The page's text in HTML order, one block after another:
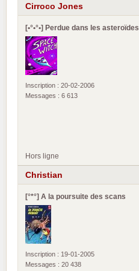
Cirroco Jones
[•°•°•] Perdue dans les asteroïdes
Inscription : 20-02-2006
Messages : 6 613
Hors ligne
Christian
[°*°] A la poursuite des scans
Inscription : 19-01-2005
Messages : 20 438